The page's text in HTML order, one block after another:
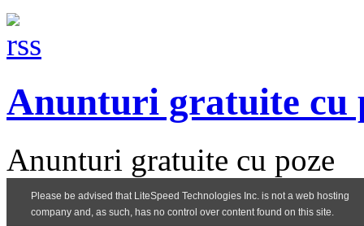
Anunturi gratuite cu
Anunturi gratuite cu poze